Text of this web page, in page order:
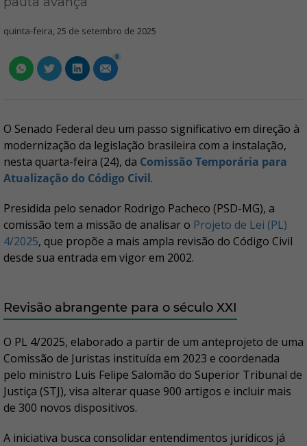
quinta-feira, 25 de setembro de 2025
0
O Senado Federal deu um passo significativo em direção à
modernização da legislação brasileira com a instalação,
nesta quarta-feira (24), da Comissão Temporária para
Atualização do Código Civil.
Presidida pelo senador Rodrigo Pacheco (PSD-MG), a
comissão tem a missão de analisar o Projeto de Lei (PL)
4/2025, que propõe a mais ampla revisão do Código Civil
desde sua entrada em vigor em 2002.
Revisão abrangente para o século XXI
O PL 4/2025, elaborado a partir de um anteprojeto de uma
Comissão de Juristas instituída em 2023 e coordenada
pelo ministro Luis Felipe Salomão do Superior Tribunal de
Justiça (STJ), visa alterar quase 900 artigos e incluir mais
de 300 novos dispositivos.
A iniciativa busca consolidar entendimentos jurídicos já